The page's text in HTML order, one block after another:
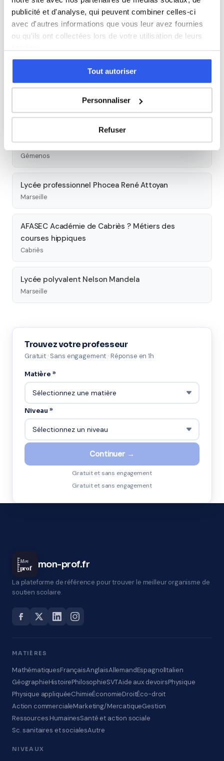
publicité et d'analyse, qui peuvent combiner celles-ci
avec d'autres informations que vous leur avez fournies
ou qu'ils ont collectées lors de votre utilisation de leurs
Tout autoriser
Personnaliser
Refuser
Seconde Première Terminale
Autres lycées à proximité
Lycée professionnel Saint-Henri
Lycée Hamaskaïne
Marseille
Lycée Saint-Jean de Garguier
Gémenos
Lycée professionnel Phocea René Attoyan
Marseille
AFASEC Académie de Cabriès ? Métiers des
courses hippiques
Cabriès
Lycée polyvalent Nelson Mandela
Marseille
Trouvez votre professeur
Gratuit · Sans engagement · Réponse en 1h
Matière *
Niveau *
Continuer →
Gratuit et sans engagement
Gratuit et sans engagement
Mon
prof mon-prof.fr
La plateforme de référence pour trouver le meilleur organisme de
soutien scolaire.
MATIÈRES
MathématiquesFrançaisAnglaisAllemandEspagnolItalien
GéographieHistoirePhilosophieSVTAide aux devoirsPhysique
Physique appliquéeChimieÉconomieDroitÉco-droit
Action commercialeMarketing/MercatiqueGestion
Ressources HumainesSanté et action sociale
Sc. sanitaires et socialesAutre
NIVEAUX